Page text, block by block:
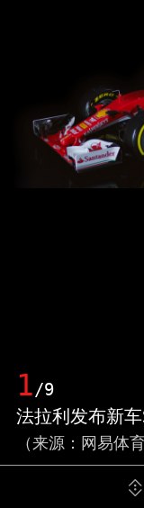
1/9
法拉利发布新
（来源：网易体育